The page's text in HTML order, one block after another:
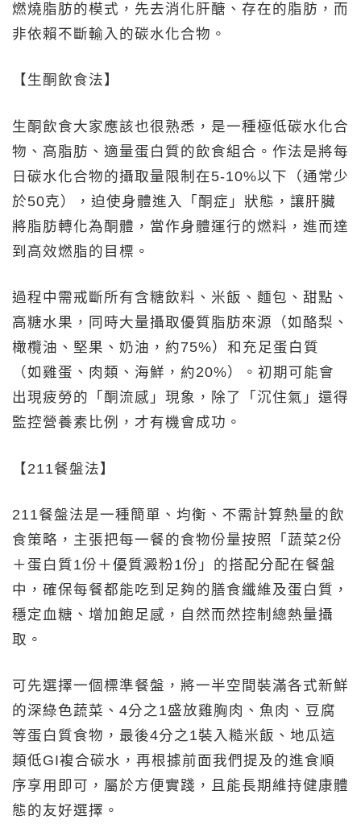
燃燒脂肪的模式，先去消化肝醣、存在的脂肪，而
非依賴不斷輸入的碳水化合物。
【生酮飲食法】
生酮飲食大家應該也很熟悉，是一種極低碳水化合
物、高脂肪、適量蛋白質的飲食組合。作法是將每
日碳水化合物的攝取量限制在5-10%以下（通常少
於50克），迫使身體進入「酮症」狀態，讓肝臟
將脂肪轉化為酮體，當作身體運行的燃料，進而達
到高效燃脂的目標。
過程中需戒斷所有含糖飲料、米飯、麵包、甜點、
高糖水果，同時大量攝取優質脂肪來源（如酪梨、
橄欖油、堅果、奶油，約75%）和充足蛋白質
（如雞蛋、肉類、海鮮，約20%）。初期可能會
出現疲勞的「酮流感」現象，除了「沉住氣」還得
監控營養素比例，才有機會成功。
【211餐盤法】
211餐盤法是一種簡單、均衡、不需計算熱量的飲
食策略，主張把每一餐的食物份量按照「蔬菜2份
＋蛋白質1份＋優質澱粉1份」的搭配分配在餐盤
中，確保每餐都能吃到足夠的膳食纖維及蛋白質，
穩定血糖、增加飽足感，自然而然控制總熱量攝
取。
可先選擇一個標準餐盤，將一半空間裝滿各式新鮮
的深綠色蔬菜、4分之1盛放雞胸肉、魚肉、豆腐
等蛋白質食物，最後4分之1裝入糙米飯、地瓜這
類低GI複合碳水，再根據前面我們提及的進食順
序享用即可，屬於方便實踐，且能長期維持健康體
態的友好選擇。